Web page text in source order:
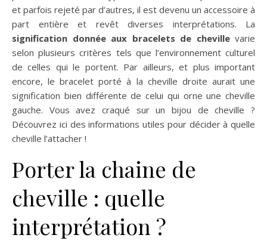
et parfois rejeté par d’autres, il est devenu un accessoire à
part entière et revêt diverses interprétations. La
signification donnée aux bracelets de chevillevarie
selon plusieurs critères tels que l’environnement culturel
de celles qui le portent. Par ailleurs, et plus important
encore, le bracelet porté à la cheville droite aurait une
signification bien différente de celui qui orne une cheville
gauche. Vous avez craqué sur un bijou de cheville ?
Découvrez ici des informations utiles pour décider à quelle
cheville l’attacher !
Porter la chaine de
cheville : quelle
interprétation ?